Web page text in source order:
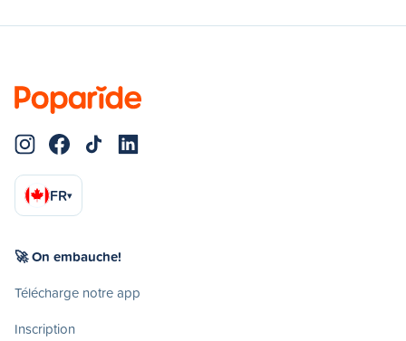
FR▾
🚀 On embauche!
Télécharge notre app
Inscription